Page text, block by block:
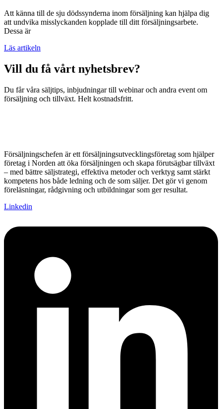
Att känna till de sju dödssynderna inom försäljning kan hjälpa dig
att undvika misslyckanden kopplade till ditt försäljningsarbete.
Dessa är
Läs artikeln
Vill du få vårt nyhetsbrev?
Du får våra säljtips, inbjudningar till webinar och andra event om
försäljning och tillväxt. Helt kostnadsfritt.
Försäljningschefen är ett försäljningsutvecklingsföretag som hjälper
företag i Norden att öka försäljningen och skapa förutsägbar tillväxt
– med bättre säljstrategi, effektiva metoder och verktyg samt stärkt
kompetens hos både ledning och de som säljer. Det gör vi genom
föreläsningar, rådgivning och utbildningar som ger resultat.
Linkedin